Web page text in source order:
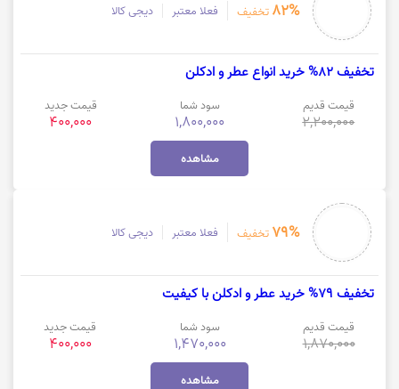
82% تخفیف فعلا معتبر دیجی کالا
تخفیف 82% خرید انواع عطر و ادکلن
قیمت قدیم
2,200,000
سود شما
1,800,000
قیمت جدید
400,000
مشاهده
79% تخفیف فعلا معتبر دیجی کالا
تخفیف 79% خرید عطر و ادکلن با کیفیت
قیمت قدیم
1,870,000
سود شما
1,470,000
قیمت جدید
400,000
مشاهده